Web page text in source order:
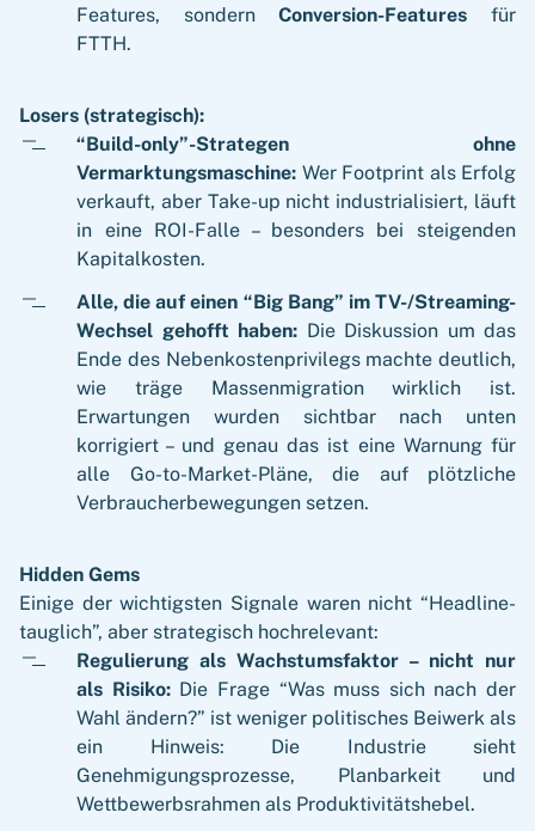
Features, sondernConversion-Features für
FTTH.
Losers (strategisch):
“Build-only”-Strategen ohne
Vermarktungsmaschine: Wer Footprint als Erfolg
verkauft, aber Take-up nicht industrialisiert, läuft
in eine ROI-Falle – besonders bei steigenden
Kapitalkosten.
Alle, die auf einen “Big Bang” im TV-/Streaming-
Wechsel gehofft haben: Die Diskussion um das
Ende des Nebenkostenprivilegs machte deutlich,
wie träge Massenmigration wirklich ist.
Erwartungen wurden sichtbar nach unten
korrigiert – und genau das ist eine Warnung für
alle Go-to-Market-Pläne, die auf plötzliche
Verbraucherbewegungen setzen.
Hidden Gems
Einige der wichtigsten Signale waren nicht “Headline-
tauglich”, aber strategisch hochrelevant:
Regulierung als Wachstumsfaktor – nicht nur
als Risiko: Die Frage “Was muss sich nach der
Wahl ändern?” ist weniger politisches Beiwerk als
ein Hinweis: Die Industrie sieht
Genehmigungsprozesse, Planbarkeit und
Wettbewerbsrahmen als Produktivitätshebel.